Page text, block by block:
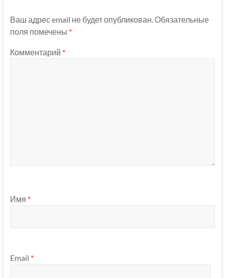
Ваш адрес email не будет опубликован. Обязательные
поля помечены *
Комментарий *
Имя *
Email *